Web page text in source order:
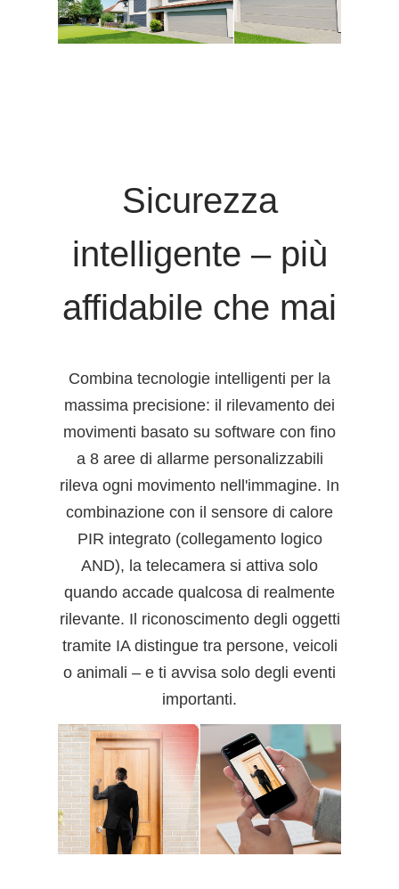
Sicurezza
intelligente – più
affidabile che mai
Combina tecnologie intelligenti per la
massima precisione: il rilevamento dei
movimenti basato su software con fino
a 8 aree di allarme personalizzabili
rileva ogni movimento nell'immagine. In
combinazione con il sensore di calore
PIR integrato (collegamento logico
AND), la telecamera si attiva solo
quando accade qualcosa di realmente
rilevante. Il riconoscimento degli oggetti
tramite IA distingue tra persone, veicoli
o animali – e ti avvisa solo degli eventi
importanti.